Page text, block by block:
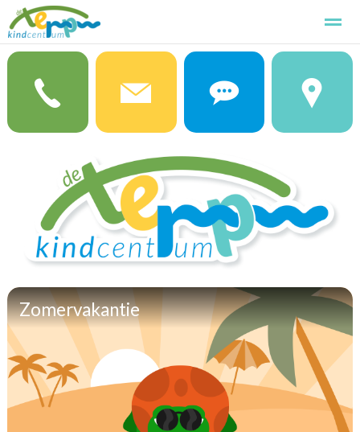
Kindcentrum de Terp Kennismaken Aanmelden
Zoeken Pagina's
Zomervakantie